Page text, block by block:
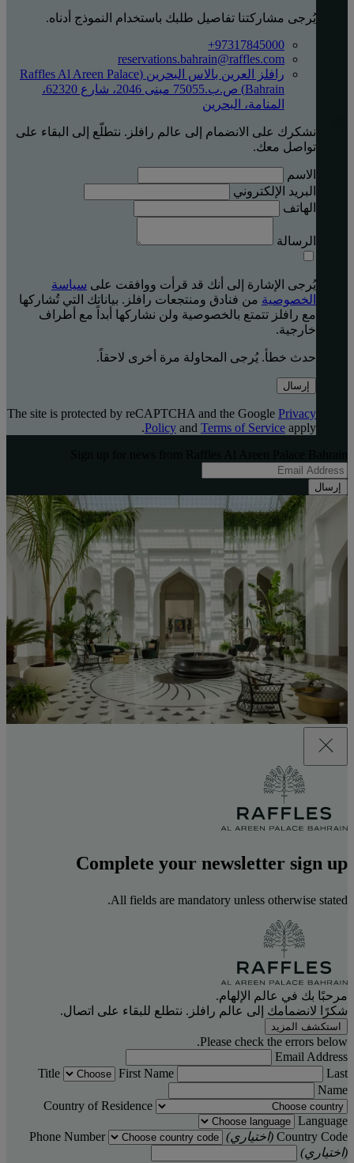
يُرجى مشاركتنا تفاصيل طلبك باستخدام النموذج أدناه.
‎+97317845000
reservations.bahrain@raffles.com
رافلز العرين بالاس البحرين (Raffles Al Areen Palace
Bahrain) ص.ب.75055 مبنى 2046، شارع 62320،
المنامة، البحرين
نشكرك على الانضمام إلى عالم رافلز. نتطلّع إلى البقاء على
تواصل معك.
الاسم
البريد الإلكتروني
الهاتف
الرسالة
يُرجى الإشارة إلى أنك قد قرأت ووافقت على سياسة
الخصوصية من فنادق ومنتجعات رافلز. بياناتك التي تُشاركها
مع رافلز تتمتع بالخصوصية ولن نشاركها أبداً مع أطراف
خارجية.
حدث خطأ. يُرجى المحاولة مرة أخرى لاحقاً.
إرسال
The site is protected by reCAPTCHA and the Google Privacy
Policy and Terms of Service apply.
إرسال
Complete your newsletter sign up
All fields are mandatory unless otherwise stated.
مرحبًا بك في عالم الإلهام.
شكرًا لانضمامك إلى عالم رافلز. نتطلع للبقاء على اتصال.
استكشف المزيد
Please check the errors below.
Email Address
Title
First Name
Last
Name
Country of Residence
Language
Country Code (اختياري)
Phone Number
(اختياري)